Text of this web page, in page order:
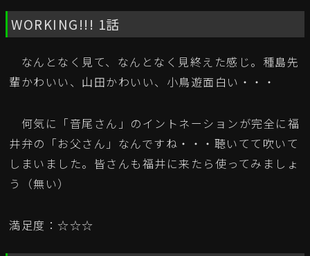
WORKING!!! 1話
なんとなく見て、なんとなく見終えた感じ。種島先
輩かわいい、山田かわいい、小鳥遊面白い・・・
何気に「音尾さん」のイントネーションが完全に福
井弁の「お父さん」なんですね・・・聴いてて吹いて
しまいました。皆さんも福井に来たら使ってみましょ
う（無い）
満足度：☆☆☆